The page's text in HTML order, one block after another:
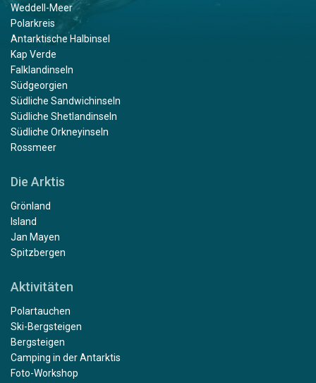
Weddell-Meer
Polarkreis
Antarktische Halbinsel
Kap Verde
Falklandinseln
Südgeorgien
Südliche Sandwichinseln
Südliche Shetlandinseln
Südliche Orkneyinseln
Rossmeer
Die Arktis
Grönland
Island
Jan Mayen
Spitzbergen
Aktivitäten
Polartauchen
Ski-Bergsteigen
Bergsteigen
Camping in der Antarktis
Foto-Workshop